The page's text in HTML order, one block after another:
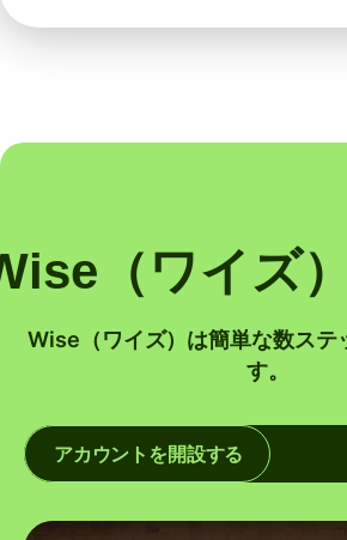
（ワイズ
Wise（ワイズ）は簡単な数ステ
す。
アカウントを開設する